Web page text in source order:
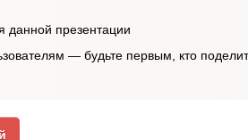
данной презентации
— будьте первым, кто